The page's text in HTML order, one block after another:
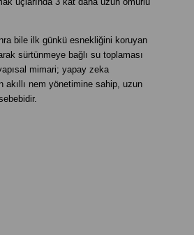
bile ilk günkü esnekliğini koruyan
sürtünmeye bağlı su toplaması
mimari; yapay zeka
akıllı nem yönetimine sahip, uzun